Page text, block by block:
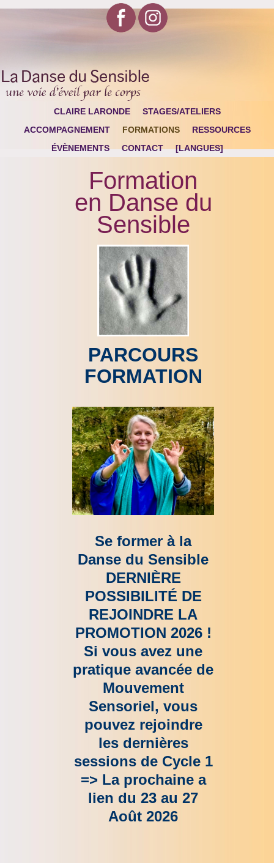
CLAIRE LARONDE
STAGES/ATELIERS
ACCOMPAGNEMENT
FORMATIONS
RESSOURCES
ÉVÈNEMENTS
CONTACT [LANGUES]
Formation
en Danse du
Sensible
PARCOURS
FORMATION
Se former à la
Danse du Sensible
DERNIÈRE
POSSIBILITÉ DE
REJOINDRE LA
PROMOTION 2026 !
Si vous avez une
pratique avancée de
Mouvement
Sensoriel, vous
pouvez rejoindre
les dernières
sessions de Cycle 1
=> La prochaine a
lien du 23 au 27
Août 2026